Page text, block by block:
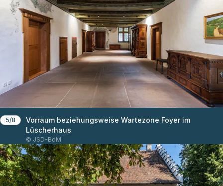
5/8
Vorraum beziehungsweise Wartezone Foyer im
Lüscherhaus
© JSD-BdM